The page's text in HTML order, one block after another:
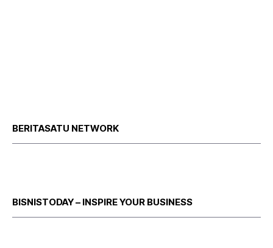
BERITASATU NETWORK
BISNISTODAY – INSPIRE YOUR BUSINESS